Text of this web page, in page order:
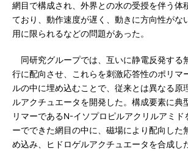
網目で構成され、外界との水の受授を伴う体
ており、動作速度が遅く、動きに方向性がな
用に限られるなどの問題があった。
同研究グループでは、互いに静電反発する
行に配向させ、これらを刺激応答性のポリマ
ルの中に埋め込むことで、従来とは異なる原
ルアクチュエータを開発した。構成要素に典
リマーであるN-イソプロピルアクリルアミド
ーでできた網目の中に、磁場により配向した
め込み、ヒドロゲルアクチュエータを合成し